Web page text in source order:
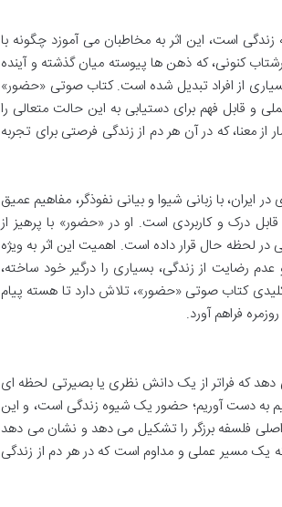
است، این اثر به مخاطبان می آموزد چگونه با
کنونی، که ذهن ها پیوسته میان گذشته و آینده
از افراد تبدیل شده است. کتاب صوتی «حضور»
و قابل فهم برای دستیابی به این حالت متعالی را
معنا، که در آن هر دم از زندگی فرصتی برای تجربه
ایران، با زبانی شیوا و بیانی نفوذگر، مفاهیم عمیق
درک و کاربردی است. او در «حضور» با پرهیز از
در لحظه حال قرار داده است. اهمیت این اثر به ویژه
رضایت از زندگی، بسیاری را درگیر خود ساخته،
کتاب صوتی «حضور»، تلاش دارد تا هسته پیام
فراهم آورد.
دهد که فراتر از یک دانش نظری یا بصیرتی لحظه ای
به دست آوریم؛ حضور یک شیوه زندگی است، و این
فلسفه برزگر را تشکیل می دهد و نشان می دهد
یک مسیر عملی و مداوم است که در هر دم از زندگی